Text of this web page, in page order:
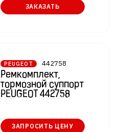
ЗАКАЗАТЬ
PEUGEOT 442758
Ремкомплект,
тормозной суппорт
PEUGEOT 442758
ЗАПРОСИТЬ ЦЕНУ